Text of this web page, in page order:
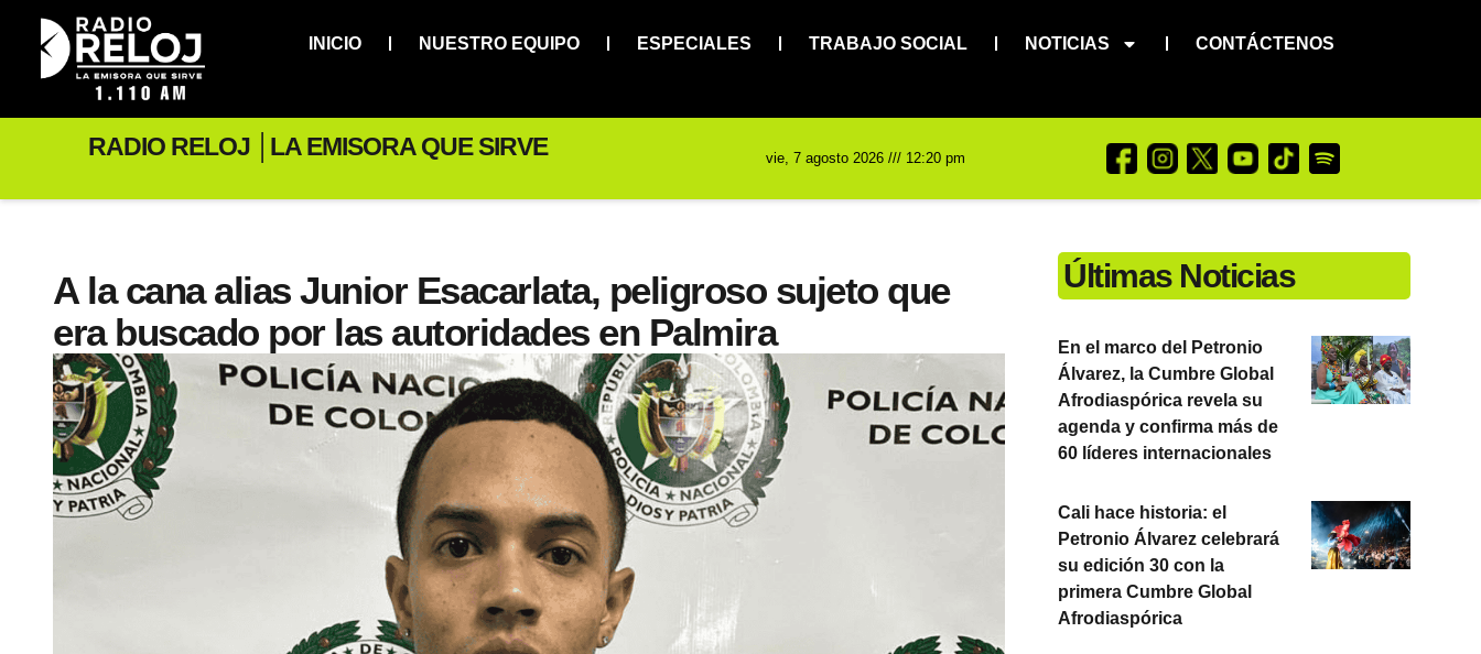
INICIO NUESTRO EQUIPO ESPECIALES TRABAJO SOCIAL NOTICIAS CONTÁCTENOS
RADIO RELOJ │LA EMISORA QUE SIRVE vie, 7 agosto 2026 /// 12:20 pm
A la cana alias Junior Esacarlata, peligroso sujeto que
era buscado por las autoridades en Palmira
Últimas Noticias
En el marco del Petronio
Álvarez, la Cumbre Global
Afrodiaspórica revela su
agenda y confirma más de
60 líderes internacionales
Cali hace historia: el
Petronio Álvarez celebrará
su edición 30 con la
primera Cumbre Global
Afrodiaspórica